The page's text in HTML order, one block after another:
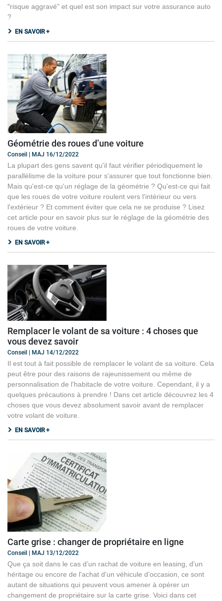
"risque aggravé" et quel est son impact sur votre assurance auto
?
EN SAVOIR +
Géométrie des roues d’une voiture
Conseil | MAJ 16/12/2022
La plupart des gens savent qu'il faut vérifier périodiquement le
parallélisme de la voiture pour s'assurer que tout fonctionne bien.
Mais qu'est-ce qu'un réglage de la géométrie ? Qu'est-ce qui fait
que les roues de votre voiture roulent vers l'intérieur ou vers
l'extérieur ? Et comment éviter que cela ne se produise ? Lisez
cet article pour en savoir plus sur le réglage de la géométrie des
roues de votre voiture.
EN SAVOIR +
Remplacer le volant de sa voiture : 4 choses que
vous devez savoir
Conseil | MAJ 14/12/2022
Il est tout à fait possible de remplacer le volant de sa voiture. Cela
peut être pour des raisons de rajeunissement ou même de
personnalisation de l'habitacle de votre voiture. Cependant, il y a
quelques précautions à prendre ! Dans cet article découvrez les 4
choses que vous devez absolument savoir avant de remplacer
votre volant de voiture.
EN SAVOIR +
Carte grise : changer de propriétaire en ligne
Conseil | MAJ 13/12/2022
Que ça soit dans le cas d’un rachat de voiture en leasing, d'un
héritage ou encore de l'achat d'un véhicule d’occasion, ce sont
autant de situations qui peuvent vous amener à opérer un
changement de propriétaire sur la carte grise. Voici dans cet